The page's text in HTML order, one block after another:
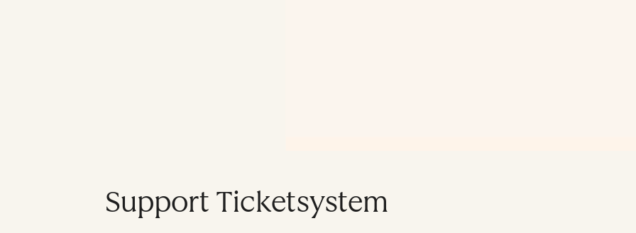
Support Ticketsystem